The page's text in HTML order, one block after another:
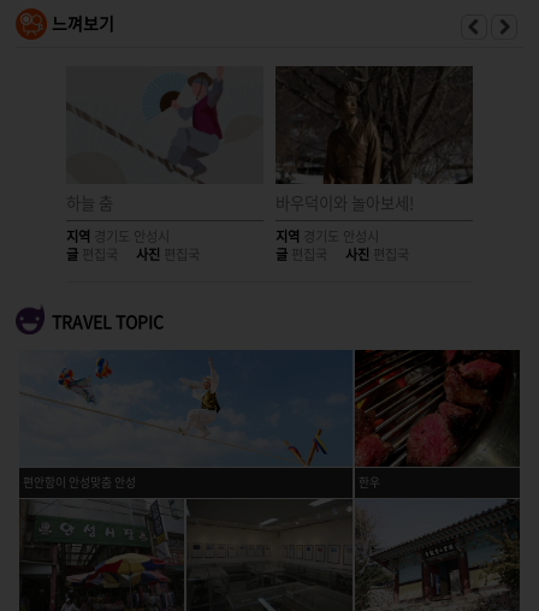
느껴보기
하늘 춤
지역 경기도 안성시
글 편집국 사진 편집국
바우덕이와 놀아보세!
지역 경기도 안성시
글 편집국 사진 편집국
TRAVEL TOPIC
한우
편안함이 안성맞춤 안성